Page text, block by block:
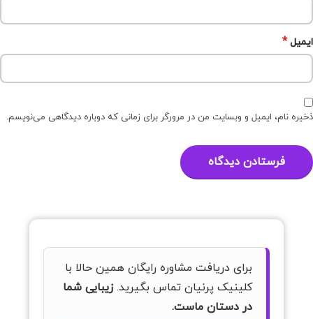
ایمیل*
ذخیره نام، ایمیل و وبسایت من در مرورگر برای زمانی که دوباره دیدگاهی می‌نویسم.
برای دریافت مشاوره رایگان همین حالا با
کلینیک پرنیان تماس بگیرید.زیبایی شما
در دستان ماست.